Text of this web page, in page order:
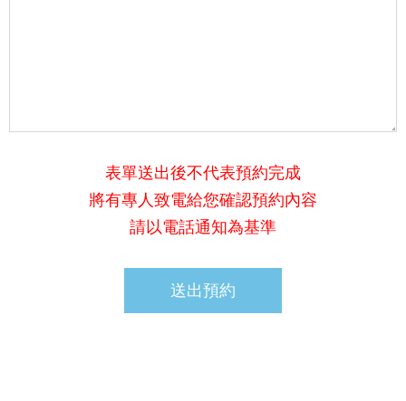
表單送出後不代表預約完成
將有專人致電給您確認預約內容
請以電話通知為基準